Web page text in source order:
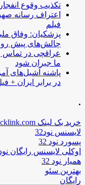
تکذیب وقوع
اعتراف رسانه
فیلم
پزشکیان: وفاق
چالش‌های پیش
عراقچی در تماس
ما جبران شود
پاشنه آشیل‌های
در برابر ایران +
.
خرید بک لینک behtarinbacklink.com
لایسنس نود32
پسورد نود 32
اوکلی لایسنس رایگان نود
همیار نود 32
بهترین سئو
رایگان